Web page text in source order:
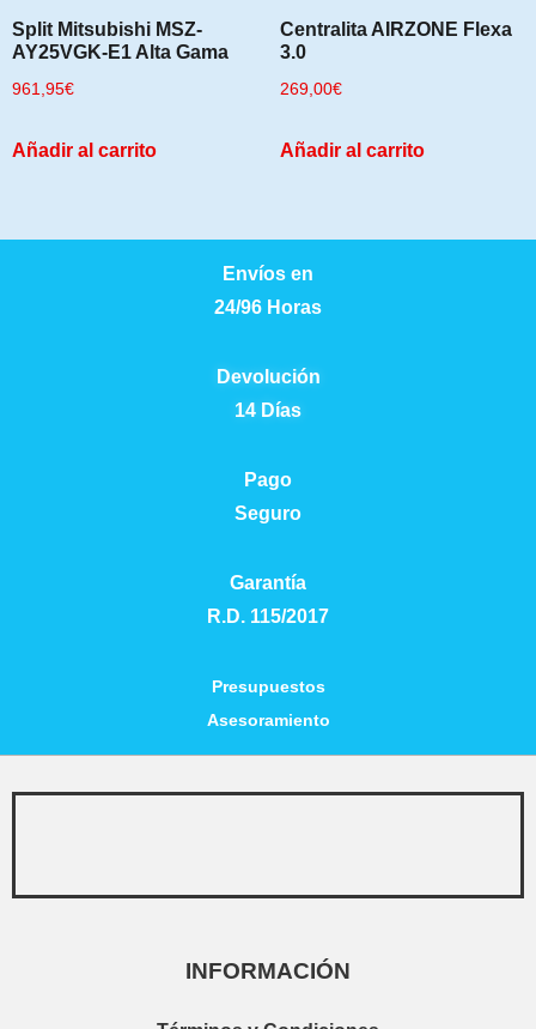
Split Mitsubishi MSZ-
AY25VGK-E1 Alta Gama
961,95€
Añadir al carrito
Centralita AIRZONE Flexa
3.0
269,00€
Añadir al carrito
Envíos en
24/96 Horas
Devolución
14 Días
Pago
Seguro
Garantía
R.D. 115/2017
Presupuestos
Asesoramiento
INFORMACIÓN